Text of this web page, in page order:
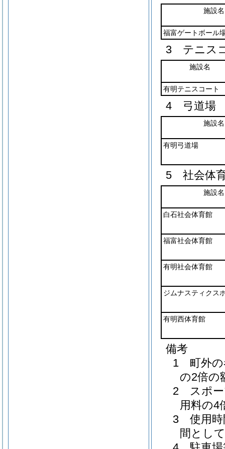
施設名
福富ゲートボール
3 テニス
施設名
有明テニスコート
4 弓道場
施設名
有明弓道場
5 社会体
施設名
白石社会体育館
福富社会体育館
有明社会体育館
ジムナスティクス
有明西体育館
備考
1 町外の
の2倍の
2 スポー
用料の4
3 使用時
間とし